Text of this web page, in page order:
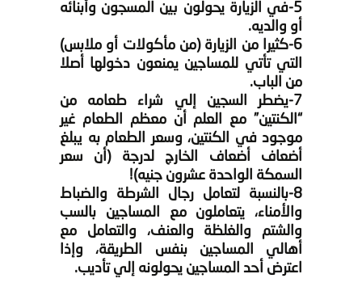
5-في الزيارة يحولون بين المسجون وأبنائه
أو والديه.
6-كثيرا من الزيارة (من مأكولات أو ملابس)
التي تأتي للمساجين يمنعون دخولها أصلا
من الباب.
7-يضطر السجين إلي شراء طعامه من
“الكنتين” مع العلم أن معظم الطعام غير
موجود في الكنتين، وسعر الطعام به يبلغ
أضعاف أضعاف الخارج لدرجة (أن سعر
السمكة الواحدة عشرون جنيه)!
8-بالنسبة لتعامل رجال الشرطة والضباط
والأمناء، يتعاملون مع المساجين بالسب
والشتم والغلظة والعنف، والتعامل مع
أهالي المساجين بنفس الطريقة، وإذا
اعترض أحد المساجين يحولونه إلي تأديب.